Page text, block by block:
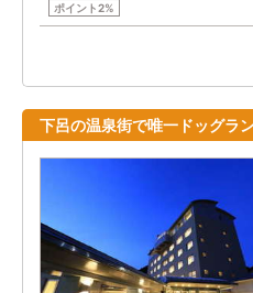
ポイント2%
下呂の温泉街で唯一ドッグラ